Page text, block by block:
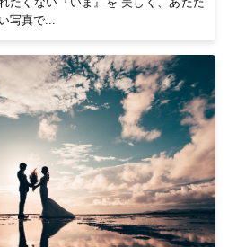
写真で...